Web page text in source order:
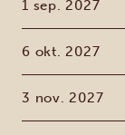
1 sep. 2027
6 okt. 2027
3 nov. 2027